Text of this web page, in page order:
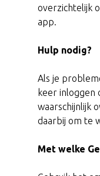
overzichtelijk
app.
Hulp nodig?
Als je
keer inloggen
waarschijnlijk
daarbij om te
Met welke